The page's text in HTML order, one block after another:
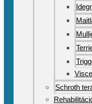
Schroth